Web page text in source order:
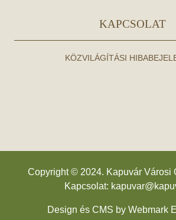
KAPCSOLAT
KÖZVILÁGÍTÁSI
Copyright © 2024. Kapuvár Városi
Kapcsolat:
Design és CMS by Webmark